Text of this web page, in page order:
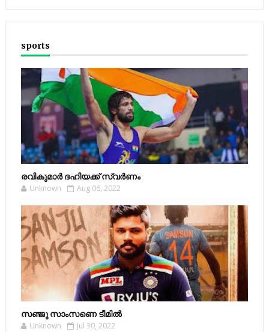
sports
രവികുമാര്‍ ദഹിയക്ക് സ്വര്‍ണം
Unknown Aug 06, 2022
സഞ്ജു സാംസണെ ടീമില്‍
Unknown Jul 30, 2022